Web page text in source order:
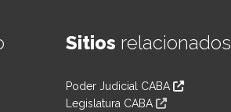
Sitios relacionados
Poder Judicial CABA
Legislatura CABA